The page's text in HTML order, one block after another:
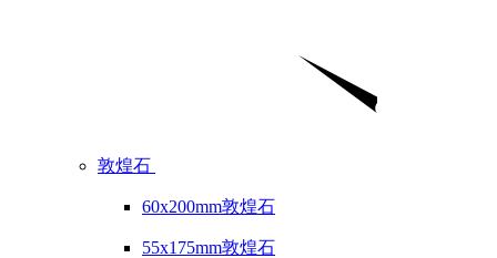
敦煌石
60x200mm敦煌石
55x175mm敦煌石